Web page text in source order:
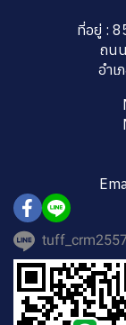
ที่อยู่ :
ถน
อำเ